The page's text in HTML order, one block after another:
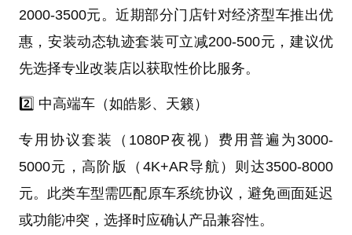
2000-3500元。近期部分门店针对经济型车推出优
惠，安装动态轨迹套装可立减200-500元，建议优
先选择专业改装店以获取性价比服务。
2️⃣ 中高端车（如皓影、天籁）
专用协议套装（1080P夜视）费用普遍为3000-
5000元，高阶版（4K+AR导航）则达3500-8000
元。此类车型需匹配原车系统协议，避免画面延迟
或功能冲突，选择时应确认产品兼容性。